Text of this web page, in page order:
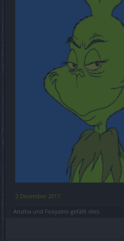
2 Dezember 2017
Arutha und Foxyzero gefällt dies.